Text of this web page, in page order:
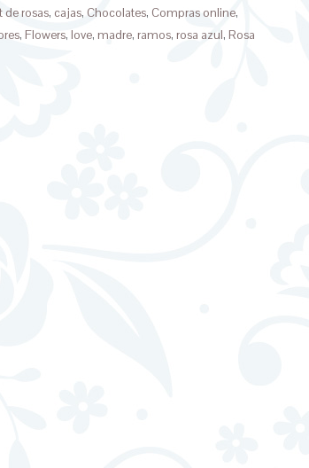
de rosas, cajas, Chocolates, Compras online,
,Flowers,love, madre, ramos, rosa azul, Rosa